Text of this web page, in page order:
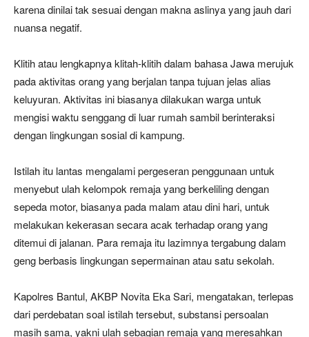
karena dinilai tak sesuai dengan makna aslinya yang jauh dari
nuansa negatif.
Klitih atau lengkapnya klitah-klitih dalam bahasa Jawa merujuk
pada aktivitas orang yang berjalan tanpa tujuan jelas alias
keluyuran. Aktivitas ini biasanya dilakukan warga untuk
mengisi waktu senggang di luar rumah sambil berinteraksi
dengan lingkungan sosial di kampung.
Istilah itu lantas mengalami pergeseran penggunaan untuk
menyebut ulah kelompok remaja yang berkeliling dengan
sepeda motor, biasanya pada malam atau dini hari, untuk
melakukan kekerasan secara acak terhadap orang yang
ditemui di jalanan. Para remaja itu lazimnya tergabung dalam
geng berbasis lingkungan sepermainan atau satu sekolah.
Kapolres Bantul, AKBP Novita Eka Sari, mengatakan, terlepas
dari perdebatan soal istilah tersebut, substansi persoalan
masih sama, yakni ulah sebagian remaja yang meresahkan